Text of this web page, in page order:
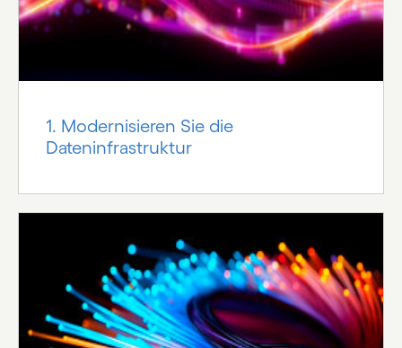
1. Modernisieren Sie die
Dateninfrastruktur